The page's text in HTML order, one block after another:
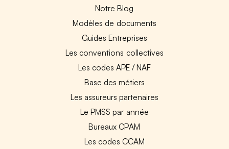
Notre Blog
Modèles de documents
Guides Entreprises
Les conventions collectives
Les codes APE / NAF
Base des métiers
Les assureurs partenaires
Le PMSS par année
Bureaux CPAM
Les codes CCAM